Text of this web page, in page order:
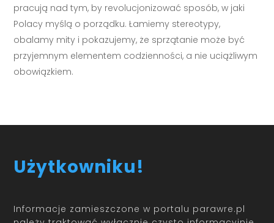
pracują nad tym, by revolucjonizować sposób, w jaki
Polacy myślą o porządku. Łamiemy stereotypy,
obalamy mity i pokazujemy, że sprzątanie może być
przyjemnym elementem codzienności, a nie uciążliwym
obowiązkiem.
Użytkowniku!
Informacje zamieszczone w portalu parawre.pl